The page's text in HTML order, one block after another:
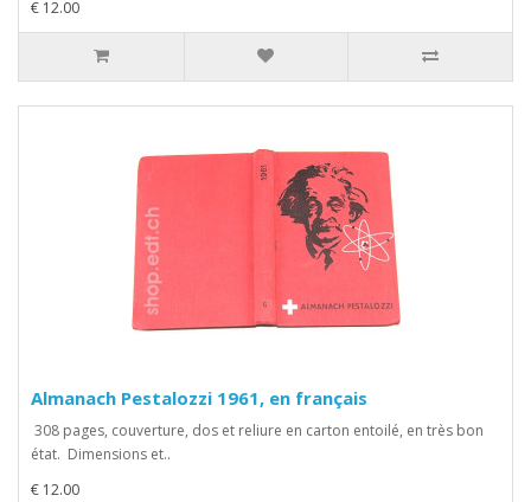
€ 12.00
Almanach Pestalozzi 1961, en français
308 pages, couverture, dos et reliure en carton entoilé, en très bon
état. Dimensions et..
€ 12.00